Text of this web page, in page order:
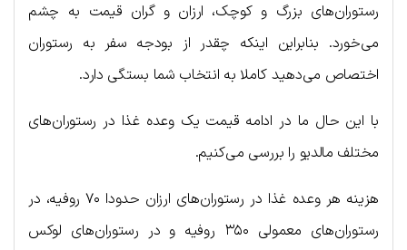
رستوران‌های بزرگ و کوچک، ارزان و گران قیمت به چشم
می‌خورد. بنابراین اینکه چقدر از بودجه سفر به رستوران
اختصاص می‌دهید کاملا به انتخاب شما بستگی دارد.
با این حال ما در ادامه قیمت یک وعده غذا در رستوران‌های
مختلف مالدیو را بررسی می‌کنیم.
هزینه هر وعده غذا در رستوران‌های ارزان حدودا ۷۰ روفیه، در
رستوران‌های معمولی ۳۵۰ روفیه و در رستوران‌های لوکس